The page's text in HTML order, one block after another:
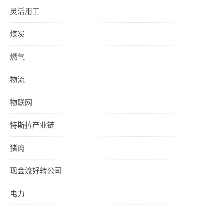
灵活用工
煤炭
燃气
物流
物联网
特斯拉产业链
猪肉
现金流好转公司
电力